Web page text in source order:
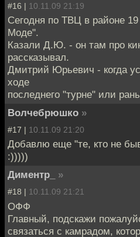
#16 | 10.11.09 21:19
Сегодня по ТВЦ в районе
Моде".
Казали Д.Ю. - он там про
рассказывал.
Дмитрий Юрьевич - когда
ходе
последнего "турне" или
Волчебрюшко »
#17 | 10.11.09 21:20
Добавлю еще "те, кто не
:)))))
Диментр_
»
#18 | 10.11.09 21:21
ОФФ
Главный, подскажи
связаться с камрадом,